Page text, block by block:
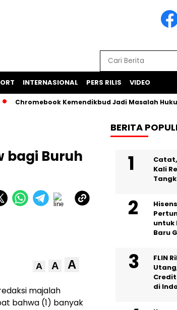
INTERNASIONAL PERS RILIS VIDEO
Chromebook Kemendikbud Jadi Masalah
bagi Buruh
A A A
majalah
bahwa (1) banyak
BERITA
Kali
untuk
Baru
FLIN
di